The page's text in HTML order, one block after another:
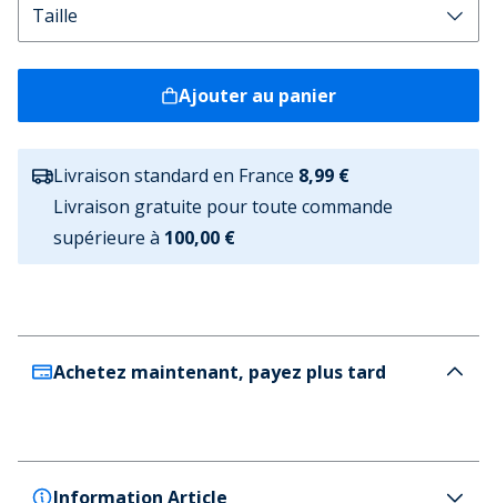
Ajouter au panier
Livraison standard en France 8,99 €
Livraison gratuite pour toute commande
supérieure à 100,00 €
Achetez maintenant, payez plus tard
Information Article